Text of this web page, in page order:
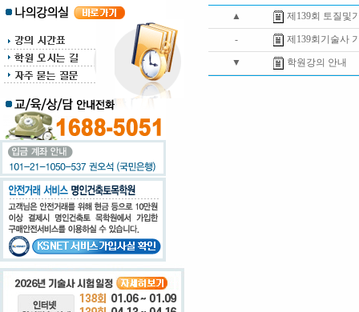
▲ 제139회 토질및
- 제139회기술사
▼ 학원강의 안내